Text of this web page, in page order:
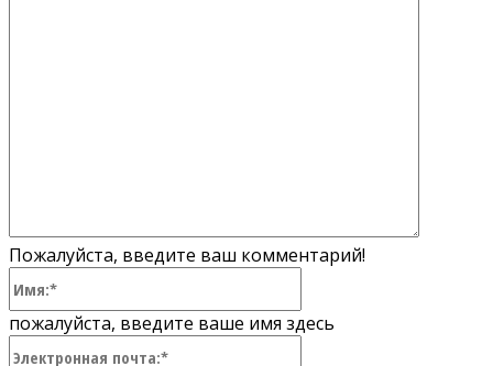
Пожалуйста, введите ваш комментарий!
пожалуйста, введите ваше имя здесь